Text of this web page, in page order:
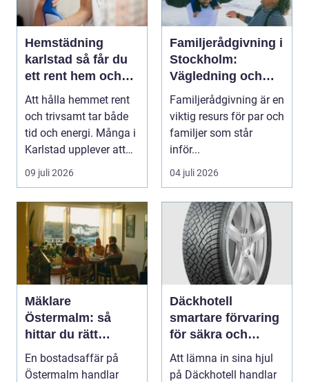
Hemstädning
karlstad så får du
ett rent hem och
mer tid över
Att hålla hemmet rent
och trivsamt tar både
tid och energi. Många i
Karlstad upplever att
städningen...
09 juli 2026
Familjerådgivning i
Stockholm:
Vägledning och
stöd för relationer i
kris
Familjerådgivning är en
viktig resurs för par och
familjer som står
inför...
04 juli 2026
Mäklare
Östermalm: så
hittar du rätt
partner för din
bostadsaffär
En bostadsaffär på
Östermalm handlar
Däckhotell
smartare förvaring
för säkra och
hållbara däck
Att lämna in sina hjul
på Däckhotell handlar